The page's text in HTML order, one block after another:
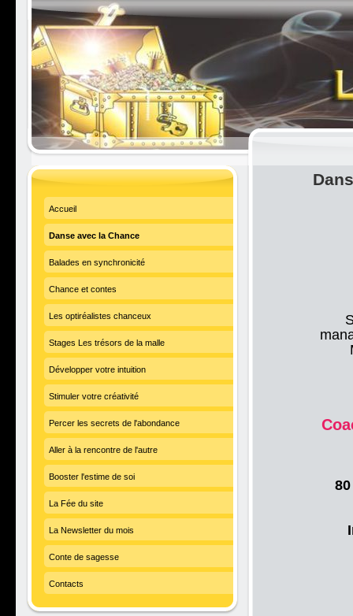
Accueil
Danse avec la Chance
Balades en synchronicité
Chance et contes
Les optiréalistes chanceux
Stages Les trésors de la malle
Développer votre intuition
Stimuler votre créativité
Percer les secrets de l'abondance
Aller à la rencontre de l'autre
Booster l'estime de soi
La Fée du site
La Newsletter du mois
Conte de sagesse
Contacts